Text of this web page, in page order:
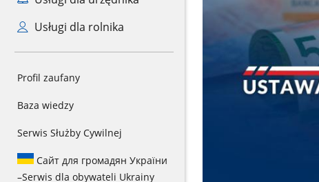
Usługi dla rolnika
Profil zaufany
Baza wiedzy
Serwis Służby Cywilnej
Сайт для громадян України
–Serwis dla obywateli Ukrainy